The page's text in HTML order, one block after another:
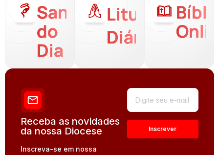
Santo
do
Dia
Liturgia
Diária
Receba as novidades
da nossa Diocese
Inscreva-se em nossa